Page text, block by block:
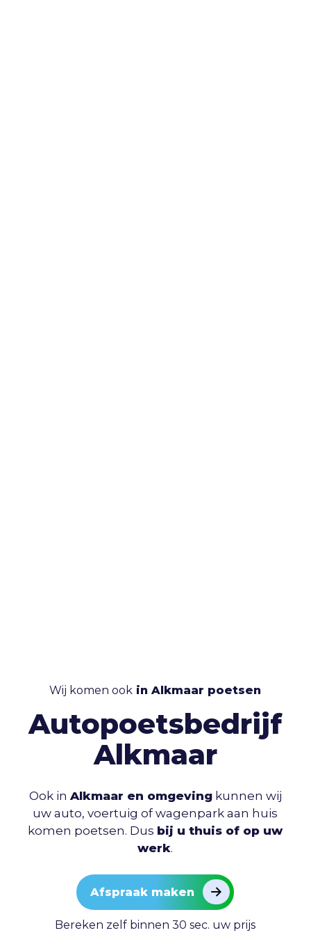
Wij komen ook in Alkmaar poetsen
Autopoetsbedrijf
Alkmaar
Ook in Alkmaar en omgevingkunnen wij
uw auto, voertuig of wagenpark aan huis
komen poetsen. Dus bij u thuis of op uw
werk.
Afspraak maken
Bereken zelf binnen 30 sec. uw prijs